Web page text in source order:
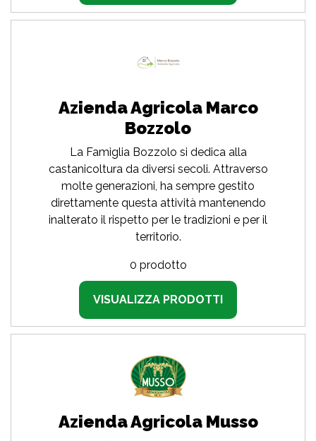
Azienda Agricola Marco
Bozzolo
La Famiglia Bozzolo si dedica alla
castanicoltura da diversi secoli. Attraverso
molte generazioni, ha sempre gestito
direttamente questa attività mantenendo
inalterato il rispetto per le tradizioni e per il
territorio.
0 prodotto
VISUALIZZA PRODOTTI
Azienda Agricola Musso